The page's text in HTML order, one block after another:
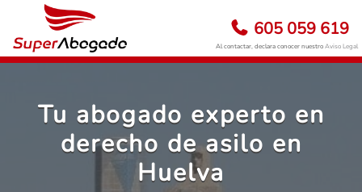
605 059 619
Al contactar, declara conocer nuestroAviso Legal
Tu abogado experto en
derecho de asilo en
Huelva